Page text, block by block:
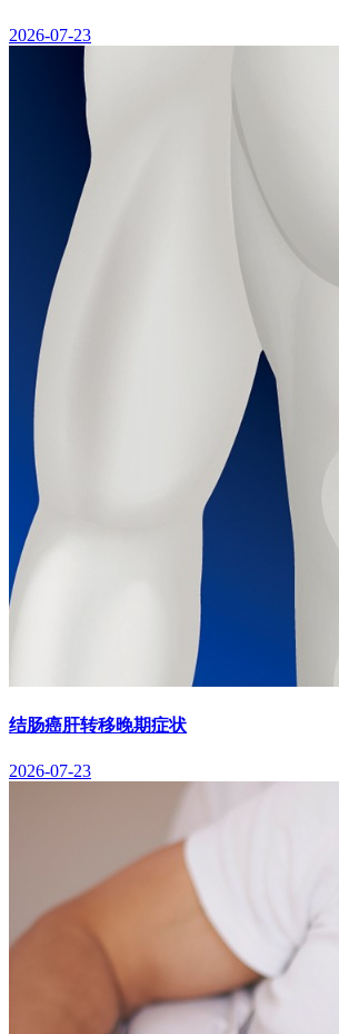
2026-07-23
结肠癌肝转移晚期症状
2026-07-23